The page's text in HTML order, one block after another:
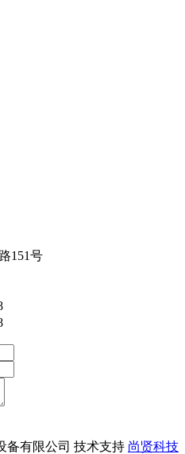
151号
备有限公司 技术支持 尚贤科技